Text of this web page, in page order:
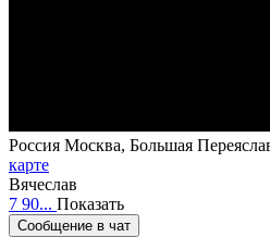
Россия Москва, Большая
карте
Вячеслав
7 90... Показать
Сообщение в чат